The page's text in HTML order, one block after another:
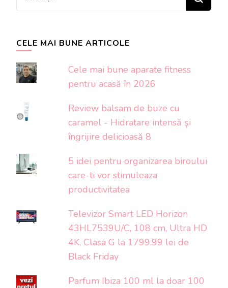
ceva?
CELE MAI BUNE ARTICOLE
Cele mai bune aparate fitness
pentru acasă în 2026
Review balsam de buze cu
caramel - Hidratare intensă și
îngrijire delicioasă 8
5 idei pentru organizarea biroului
care-ti vor stimuleaza
productivitatea
Televizor Smart LED Horizon
43HL7539U/C, 108 cm, Ultra HD
4K, Clasa G la 1799.99 lei de
Black Friday
Parfum Ibiza 100 ml la doar 100